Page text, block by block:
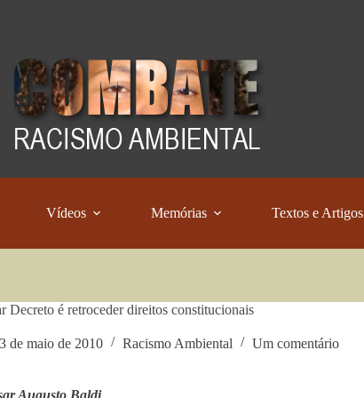
Vídeos Memórias Textos e Artigos
Decreto é retroceder direitos constitucionais
de maio de 2010 Racismo Ambiental Um comentário
Augusto Baldi